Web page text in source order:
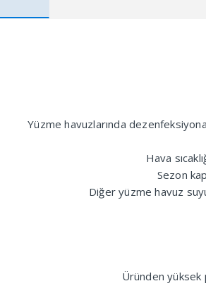
Yüzme havuzlarında
Hava
Sezon
Diğer yüzme havuz
Üründen yüksek